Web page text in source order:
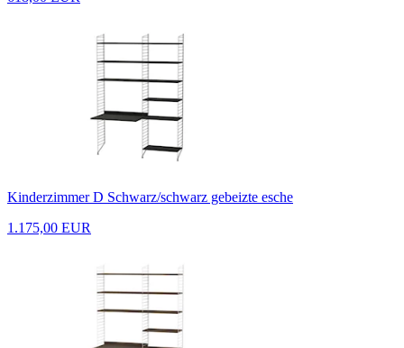
Kinderzimmer D Schwarz/schwarz gebeizte esche
1.175,00 EUR